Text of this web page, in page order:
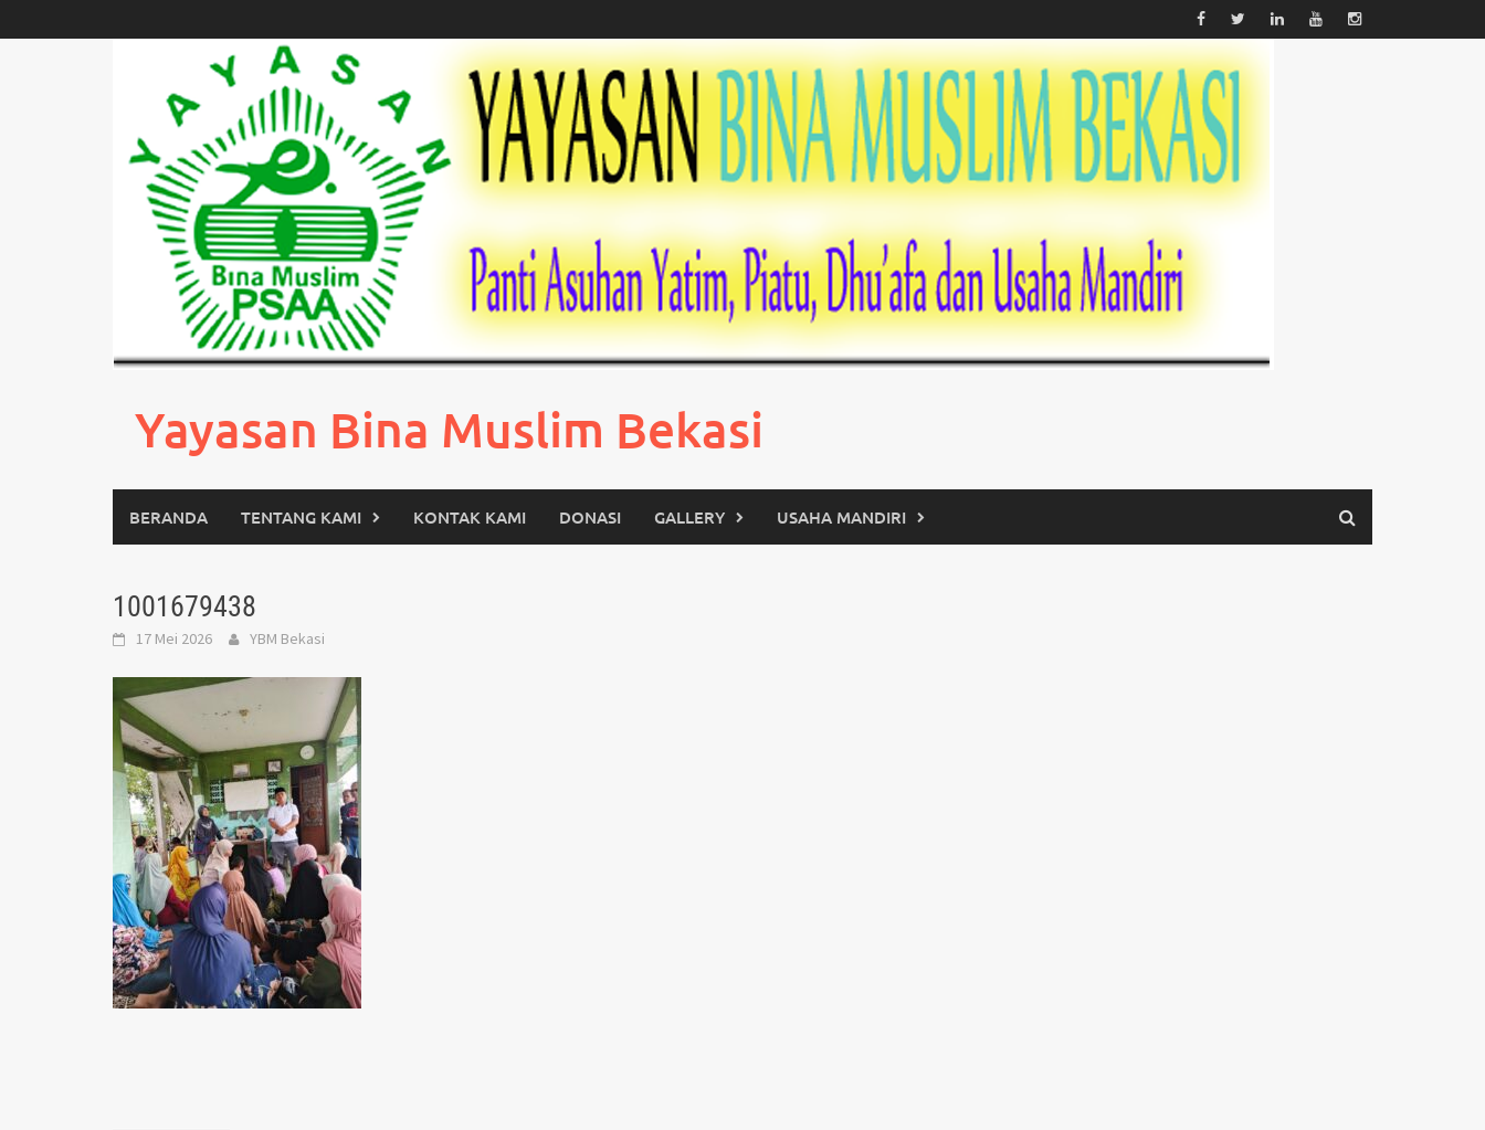
to
Yayasan Bina Muslim Bekasi
BERANDA TENTANG KAMI KONTAK KAMI DONASI GALLERY USAHA MANDIRI
1001679438
17 Mei 2026 YBM Bekasi